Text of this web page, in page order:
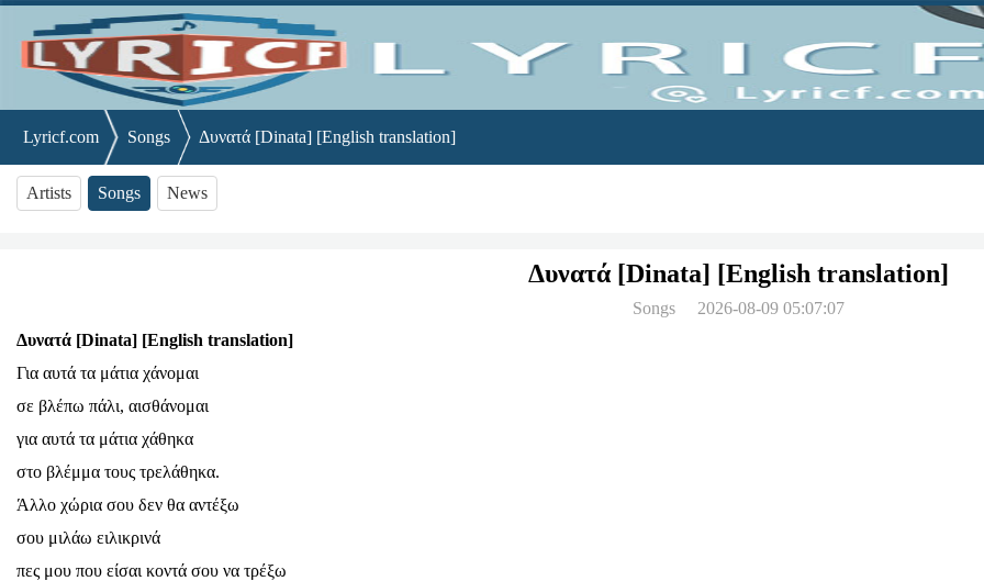
Lyricf.com Songs Δυνατά [Dinata] [English translation]
Artists Songs News
Δυνατά [Dinata] [English translation]
Songs
2026-08-09 05:07:07
Δυνατά [Dinata] [English translation]
Για αυτά τα μάτια χάνομαι
σε βλέπω πάλι, αισθάνομαι
για αυτά τα μάτια χάθηκα
στο βλέμμα τους τρελάθηκα.
Άλλο χώρια σου δεν θα αντέξω
σου μιλάω ειλικρινά
πες μου που είσαι κοντά σου να τρέξω